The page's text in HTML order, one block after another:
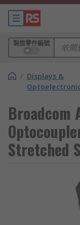
製造零件編號
/ Displays &
Broadcom
Stretched